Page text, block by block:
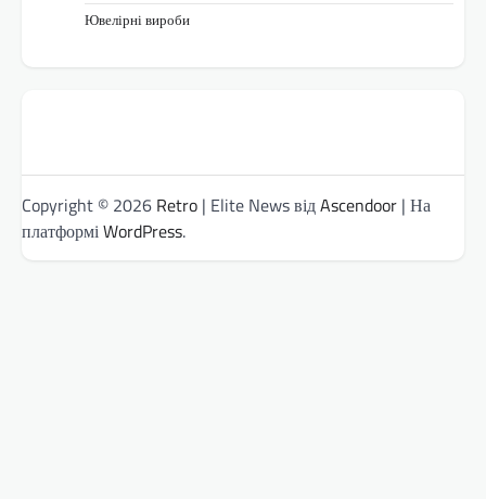
Ювелірні вироби
Copyright © 2026 Retro | Elite News відAscendoor | На
платформіWordPress.